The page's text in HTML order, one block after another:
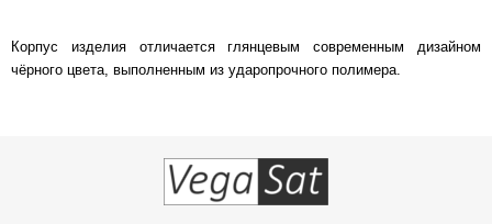
Корпус изделия отличается глянцевым современным дизайном
чёрного цвета, выполненным из ударопрочного полимера.